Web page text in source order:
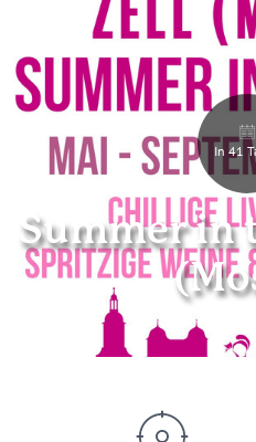
In 41
Summer in